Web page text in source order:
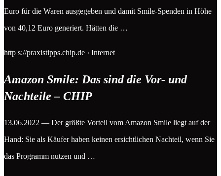
Euro für die Waren ausgegeben und damit Smile-Spenden in Höhe
von 40,12 Euro generiert. Hätten die …
http s://praxistipps.chip.de › Internet
Amazon Smile: Das sind die Vor- und
Nachteile – CHIP
13.06.2022 — Der größte Vorteil vom Amazon Smile liegt auf der
Hand: Sie als Käufer haben keinen ersichtlichen Nachteil, wenn Sie
das Programm nutzen und …